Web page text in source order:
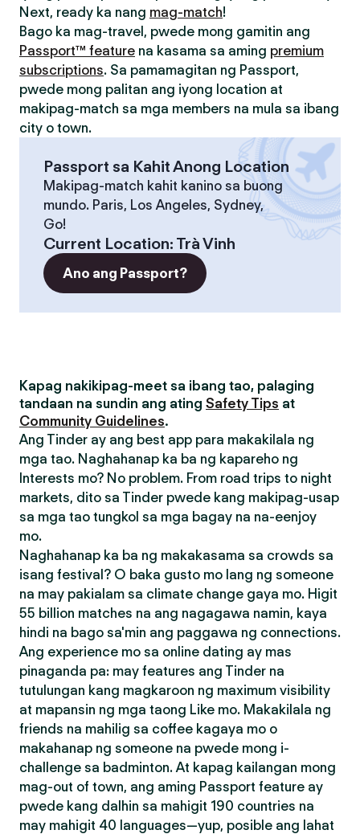
Next, ready ka nang mag-match!
Bago ka mag-travel, pwede mong gamitin ang
Passport™ feature na kasama sa aming premium
subscriptions. Sa pamamagitan ng Passport,
pwede mong palitan ang iyong location at
makipag-match sa mga members na mula sa ibang
city o town.
Passport sa Kahit Anong Location
Makipag-match kahit kanino sa buong
mundo. Paris, Los Angeles, Sydney,
Go!
Current Location: Trà Vinh
Ano ang Passport?
Kapag nakikipag-meet sa ibang tao, palaging
tandaan na sundin ang ating Safety Tips at
Community Guidelines.
Ang Tinder ay ang best app para makakilala ng
mga tao. Naghahanap ka ba ng kapareho ng
Interests mo? No problem. From road trips to night
markets, dito sa Tinder pwede kang makipag-usap
sa mga tao tungkol sa mga bagay na na-eenjoy
mo.
Naghahanap ka ba ng makakasama sa crowds sa
isang festival? O baka gusto mo lang ng someone
na may pakialam sa climate change gaya mo. Higit
55 billion matches na ang nagagawa namin, kaya
hindi na bago sa'min ang paggawa ng connections.
Ang experience mo sa online dating ay mas
pinaganda pa: may features ang Tinder na
tutulungan kang magkaroon ng maximum visibility
at mapansin ng mga taong Like mo. Makakilala ng
friends na mahilig sa coffee kagaya mo o
makahanap ng someone na pwede mong i-
challenge sa badminton. At kapag kailangan mong
mag-out of town, ang aming Passport feature ay
pwede kang dalhin sa mahigit 190 countries na
may mahigit 40 languages—yup, posible ang lahat